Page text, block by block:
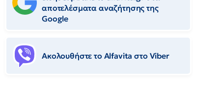
αποτελέσματα αναζήτησης της
Google
Ακολουθήστε το Αlfavita στο Viber